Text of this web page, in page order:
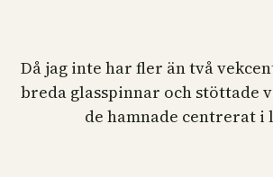
Då jag inte har fler än två
breda glasspinnar och stöttade
de hamnade centrerat i